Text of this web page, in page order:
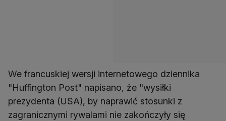
We francuskiej wersji internetowego dziennika
"Huffington Post" napisano, że "wysiłki
prezydenta (USA), by naprawić stosunki z
zagranicznymi rywalami nie zakończyły się